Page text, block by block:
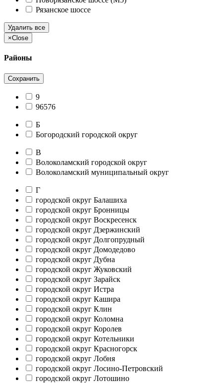
Рязанское шоссе
Удалить все
×Close
Районы
Сохранить
9
96576
Б
Богородский городской округ
В
Волоколамский городской округ
Волоколамский муниципальный округ
Г
городской округ Балашиха
городской округ Бронницы
городской округ Воскресенск
городской округ Дзержинский
городской округ Долгопрудный
городской округ Домодедово
городской округ Дубна
городской округ Жуковский
городской округ Зарайск
городской округ Истра
городской округ Кашира
городской округ Клин
городской округ Коломна
городской округ Королев
городской округ Котельники
городской округ Красногорск
городской округ Лобня
городской округ Лосино-Петровский
городской округ Лотошино